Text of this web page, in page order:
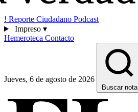
! Reporte Ciudadano Podcast
Impreso ▾
Hemeroteca Contacto
Jueves, 6 de agosto de 2026
Buscar nota